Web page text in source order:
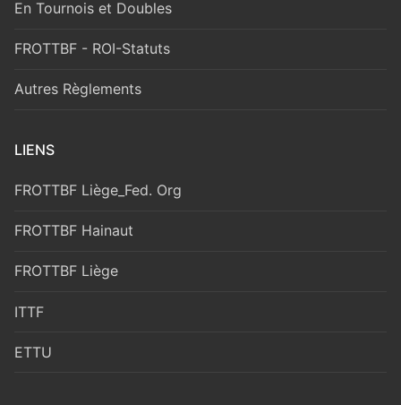
En Tournois et Doubles
FROTTBF - ROI-Statuts
Autres Règlements
LIENS
FROTTBF Liège_Fed. Org
FROTTBF Hainaut
FROTTBF Liège
ITTF
ETTU